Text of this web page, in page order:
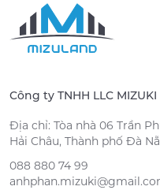
Công ty TNHH LLC MIZUKI
Địa chỉ: Tòa nhà 06 Trần
Hải Châu, Thành phố Đà
088 880 74 99